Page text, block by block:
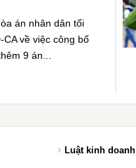
án nhân dân tối
về việc công bố
9 án...
Luật kinh doanh